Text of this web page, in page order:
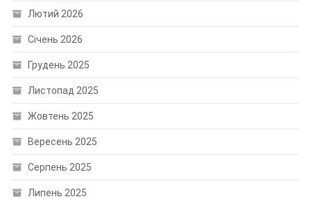
Лютий 2026
Січень 2026
Грудень 2025
Листопад 2025
Жовтень 2025
Вересень 2025
Серпень 2025
Липень 2025